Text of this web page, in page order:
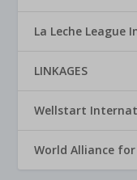
La Leche League
LINKAGES
Wellstart
World Alliance